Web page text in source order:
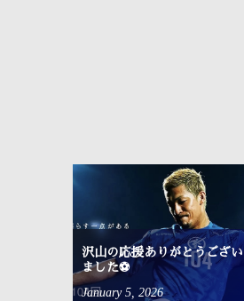
沢山の応援ありがとうござい
ました⚽
January 5, 2026